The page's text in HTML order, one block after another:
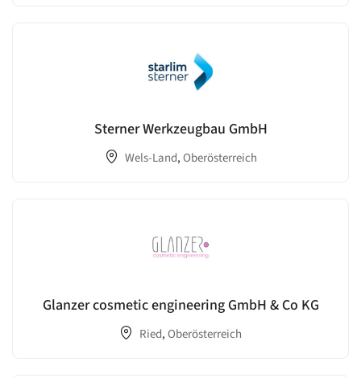
Sterner Werkzeugbau GmbH
Wels-Land,Oberösterreich
Glanzer cosmetic engineering GmbH & Co KG
Ried,Oberösterreich